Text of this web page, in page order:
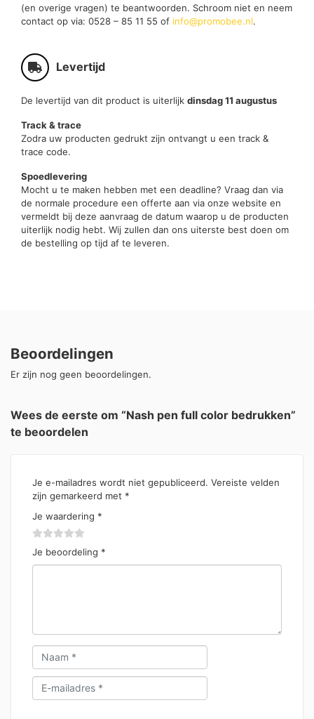
(en overige vragen) te beantwoorden. Schroom niet en neem
contact op via: 0528 – 85 11 55 of info@promobee.nl.
Levertijd
De levertijd van dit product is uiterlijk dinsdag 11 augustus
Track & trace
Zodra uw producten gedrukt zijn ontvangt u een track &
trace code.
Spoedlevering
Mocht u te maken hebben met een deadline? Vraag dan via
de normale procedure een offerte aan via onze website en
vermeldt bij deze aanvraag de datum waarop u de producten
uiterlijk nodig hebt. Wij zullen dan ons uiterste best doen om
de bestelling op tijd af te leveren.
Beoordelingen
Er zijn nog geen beoordelingen.
Wees de eerste om “Nash pen full color bedrukken”
te beoordelen
Je e-mailadres wordt niet gepubliceerd. Vereiste velden
zijn gemarkeerd met *
Je waardering *
Je beoordeling *